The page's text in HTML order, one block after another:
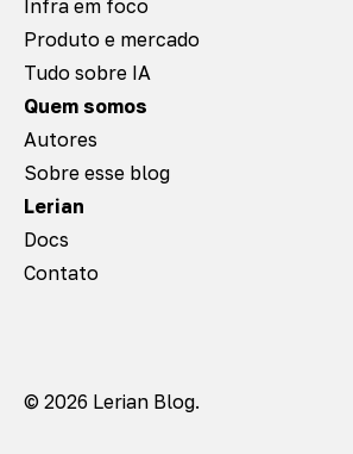
Infra em foco
Produto e mercado
Tudo sobre IA
Quem somos
Autores
Sobre esse blog
Lerian
Docs
Contato
© 2026 Lerian Blog.